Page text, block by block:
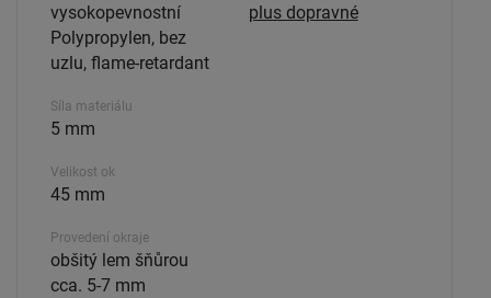
vysokopevnostní
Polypropylen, bez
uzlu, flame-retardant
Síla materiálu
5 mm
Velikost ok
45 mm
Provedení okraje
obšitý lem šňůrou
cca. 5-7 mm
plus dopravné